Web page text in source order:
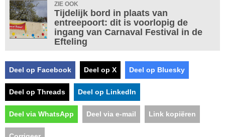
ZIE OOK
Tijdelijk bord in plaats van
entreepoort: dit is voorlopig de
ingang van Carnaval Festival in de
Efteling
Deel op Facebook Deel op X Deel op Bluesky
Deel op Threads Deel op LinkedIn
Deel via WhatsApp Deel via e-mail Link kopiëren